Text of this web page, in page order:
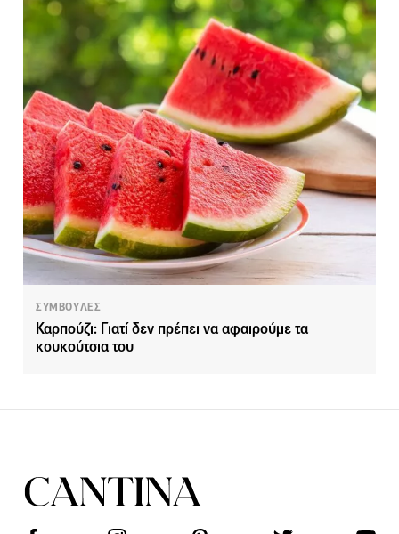
ΣΥΜΒΟΥΛΕΣ
Καρπούζι: Γιατί δεν πρέπει να αφαιρούμε τα
κουκούτσια του